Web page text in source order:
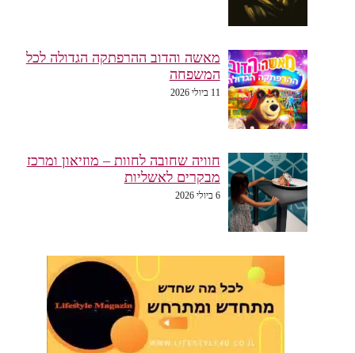
מאשה והדוב ההרפתקה הגדולה לכל
המשפחה
11 ביולי 2026
חוויה שחובה לחוות – מוזיאון ומרכז
מבקרים לאשליות
6 ביולי 2026